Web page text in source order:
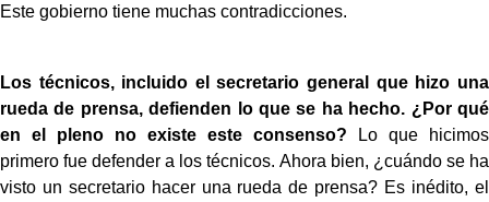
Este gobierno tiene muchas contradicciones.
Los técnicos, incluido el secretario general que hizo una
rueda de prensa, defienden lo que se ha hecho. ¿Por qué
en el pleno no existe este consenso?
Lo que hicimos
primero fue defender a los técnicos. Ahora bien, ¿cuándo se ha
visto un secretario hacer una rueda de prensa? Es inédito, el